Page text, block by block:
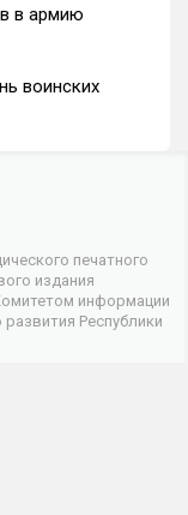
в армию
воинских
печатного
издания
информации
Республики